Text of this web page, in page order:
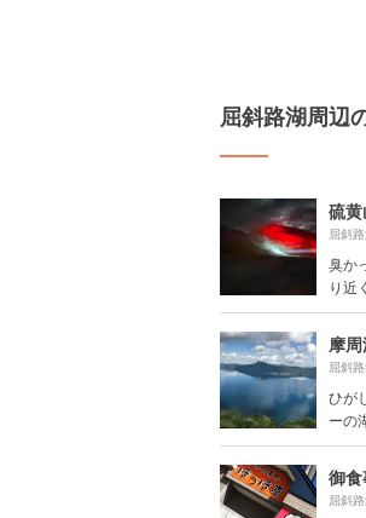
屈斜路湖周辺
硫黄
屈斜
臭か
り近
摩
屈斜
ひが
ーの
御
屈斜